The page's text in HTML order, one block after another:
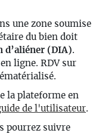
une zone soumise
du bien doit
d’aliéner (DIA).
ligne. RDV sur
la plateforme en
de l'utilisateur.
pourrez suivre